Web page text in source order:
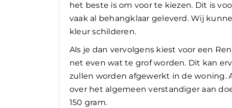
het beste is om voor te kiezen. Dit is
vaak al behangklaar geleverd. Wij
kleur schilderen.
Als je dan vervolgens kiest voor een
net even wat te grof worden. Dit kan
zullen worden afgewerkt in de woning.
over het algemeen verstandiger aan
150 gram.